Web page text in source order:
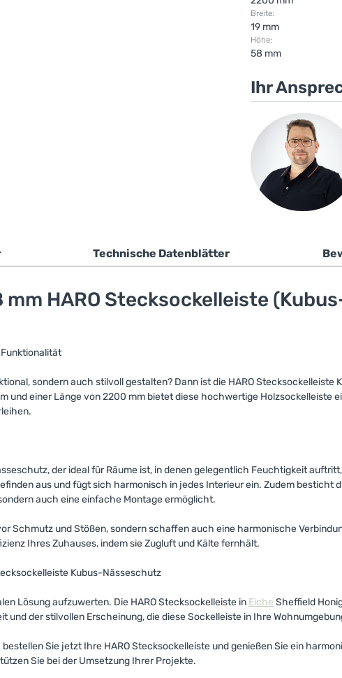
Breite:
19 mm
Höhe:
58 mm
Ihr
Technische Datenblätter
HARO Stecksockelleiste
sondern auch stilvoll gestalten? Dann ist die HARO Stecksockelleiste
und einer Länge von 2200 mm bietet diese hochwertige Holzsockelleiste
der ideal für Räume ist, in denen gelegentlich Feuchtigkeit
aus und fügt sich harmonisch in jedes Interieur ein. Zudem besticht
auch eine einfache Montage ermöglicht.
Schmutz und Stößen, sondern schaffen auch eine harmonische
Ihres Zuhauses, indem sie Zugluft und Kälte fernhält.
Kubus-Nässeschutz
Lösung aufzuwerten. Die HARO Stecksockelleiste in Eiche Sheffield
der stilvollen Erscheinung, die diese Sockelleiste in Ihre
Sie jetzt Ihre HARO Stecksockelleiste und genießen Sie ein
Sie bei der Umsetzung Ihrer Projekte.